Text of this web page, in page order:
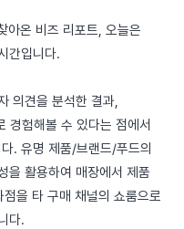
아온 비즈 리포트, 오늘은
간입니다.
의견을 분석한 결과,
경험해볼 수 있다는 점에서
. 유명 제품/브랜드/푸드의
을 활용하여 매장에서 제품
을 타 구매 채널의 쇼룸으로
다.